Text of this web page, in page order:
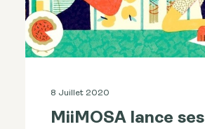
8 Juillet 2020
MiiMOSA lance ses